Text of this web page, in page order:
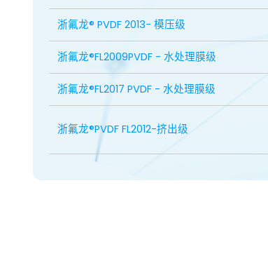
浙氟龙® PVDF 2013- 模压级
浙氟龙®FL2009PVDF - 水处理膜级
浙氟龙®FL2017 PVDF - 水处理膜级
浙氟龙®PVDF FL2012-挤出级